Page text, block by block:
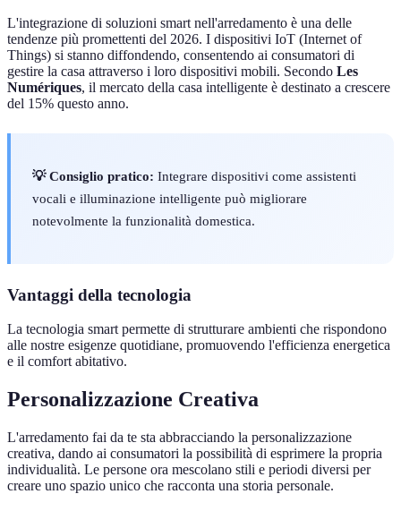
L'integrazione di soluzioni smart nell'arredamento è una delle
tendenze più promettenti del 2026. I dispositivi IoT (Internet of
Things) si stanno diffondendo, consentendo ai consumatori di
gestire la casa attraverso i loro dispositivi mobili. Secondo Les
Numériques, il mercato della casa intelligente è destinato a crescere
del 15% questo anno.
💡 Consiglio pratico: Integrare dispositivi come assistenti
vocali e illuminazione intelligente può migliorare
notevolmente la funzionalità domestica.
Vantaggi della tecnologia
La tecnologia smart permette di strutturare ambienti che rispondono
alle nostre esigenze quotidiane, promuovendo l'efficienza energetica
e il comfort abitativo.
Personalizzazione Creativa
L'arredamento fai da te sta abbracciando la personalizzazione
creativa, dando ai consumatori la possibilità di esprimere la propria
individualità. Le persone ora mescolano stili e periodi diversi per
creare uno spazio unico che racconta una storia personale.